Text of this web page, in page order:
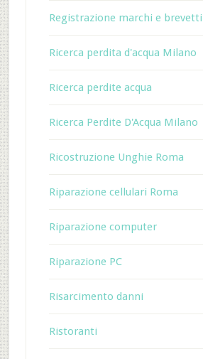
Registrazione marchi e brevetti
Ricerca perdita d'acqua Milano
Ricerca perdite acqua
Ricerca Perdite D'Acqua Milano
Ricostruzione Unghie Roma
Riparazione cellulari Roma
Riparazione computer
Riparazione PC
Risarcimento danni
Ristoranti